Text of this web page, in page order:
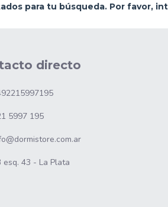
para tu búsqueda. Por favor,
directo
5997 195
esq. 43 - La Plata